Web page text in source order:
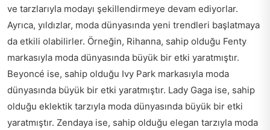
ve tarzlarıyla modayı şekillendirmeye devam ediyorlar.
Ayrıca, yıldızlar, moda dünyasında yeni trendleri başlatmaya
da etkili olabilirler. Örneğin, Rihanna, sahip olduğu Fenty
markasıyla moda dünyasında büyük bir etki yaratmıştır.
Beyoncé ise, sahip olduğu Ivy Park markasıyla moda
dünyasında büyük bir etki yaratmıştır. Lady Gaga ise, sahip
olduğu eklektik tarzıyla moda dünyasında büyük bir etki
yaratmıştır. Zendaya ise, sahip olduğu elegan tarzıyla moda